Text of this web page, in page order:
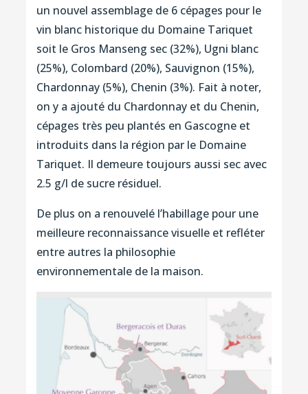
un nouvel assemblage de 6 cépages pour le
vin blanc historique du Domaine Tariquet
soit le Gros Manseng sec (32%), Ugni blanc
(25%), Colombard (20%), Sauvignon (15%),
Chardonnay (5%), Chenin (3%). Fait à noter,
on y a ajouté du Chardonnay et du Chenin,
cépages très peu plantés en Gascogne et
introduits dans la région par le Domaine
Tariquet. Il demeure toujours aussi sec avec
2.5 g/l de sucre résiduel.
De plus on a renouvelé l’habillage pour une
meilleure reconnaissance visuelle et refléter
entre autres la philosophie
environnementale de la maison.